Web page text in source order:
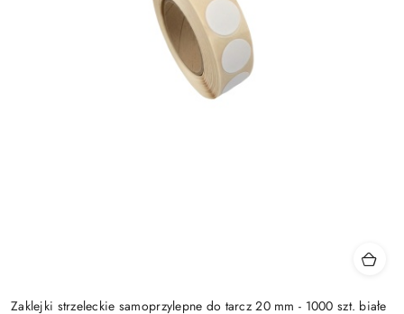
Zaklejki strzeleckie samoprzylepne do tarcz 20 mm - 1000 szt. białe